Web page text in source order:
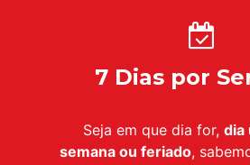
7 Dias por
Seja em que dia for, dia
semana ou feriado,